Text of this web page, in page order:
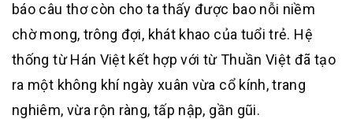
báo câu thơ còn cho ta thấy được bao nỗi niềm
chờ mong, trông đợi, khát khao của tuổi trẻ. Hệ
thống từ Hán Việt kết hợp với từ Thuần Việt đã tạo
ra một không khí ngày xuân vừa cổ kính, trang
nghiêm, vừa rộn ràng, tấp nập, gần gũi.